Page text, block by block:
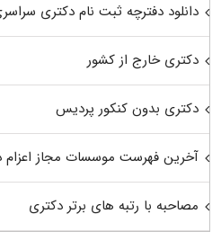
دانلود دفترچه ثبت نام دکتری
دکتری خارج از کشور
دکتری بدون کنکور پردیس
آخرین فهرست موسسات مجاز اعزام
مصاحبه با رتبه های برتر دکتری